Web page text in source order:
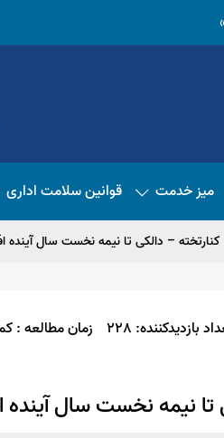
میز خدمت قوانین سلامت اداری
کنارتخته – دالکی تا نیمه نخست سال آینده
بازدیدکننده: 228
زمان مطالعه :
تا نیمه نخست سال